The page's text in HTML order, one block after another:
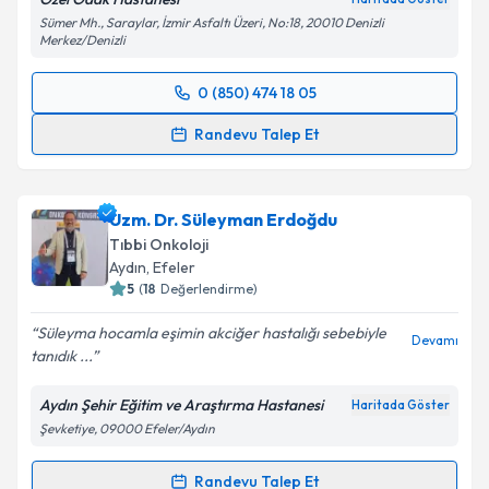
Sümer Mh., Saraylar, İzmir Asfaltı Üzeri, No:18, 20010 Denizli
Merkez/Denizli
0 (850) 474 18 05
Randevu Talep Et
Randevu Takvimi Talebi
için bir takvim hazırlandığında e-posta ile
bilgilendireceğiz.
E-posta Adresiniz
Metni'ni okudum ve kişisel verilerimin belirtilen
kapsamda işlenmesini kabul ediyorum.
Uzm. Dr. Süleyman Erdoğdu
Tıbbi Onkoloji
Aydın, Efeler
5 (18 Değerlendirme)
Süleyma hocamla eşimin akciğer hastalığı sebebiyle
tanıdık ...
Devamı
Aydın Şehir Eğitim ve Araştırma Hastanesi Haritada Göster
Şevketiye, 09000 Efeler/Aydın
Randevu Talep Et